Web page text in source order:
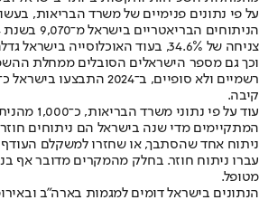
על פי נתונים פנימיים של משרד הבריאות,
צניחה של 34.6%, בעוד האוכלוסייה
וכך גם מספר הישראלים הסובלים ממחלת
קיבה.
עוד על פי
המתקיימים מדי שנה בישראל הם ניתוחים
ניתוח אחד שהסתבך, או שחזרו למשקלם
עברו ניתוח חוזר. בחלק מהמקרים מדובר אף
מטופל.
הנתונים בישראל דומים למגמות בארה"ב